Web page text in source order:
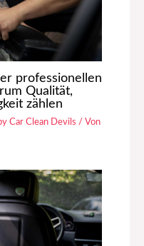
professionellen
Qualität,
zählen
Car Clean Devils / Von